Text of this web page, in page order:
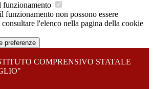
funzionamento
funzionamento non possono essere
l'elenco nella pagina della cookie
preferenze
COMPRENSIVO STATALE